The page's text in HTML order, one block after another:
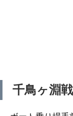
千鳥ヶ淵